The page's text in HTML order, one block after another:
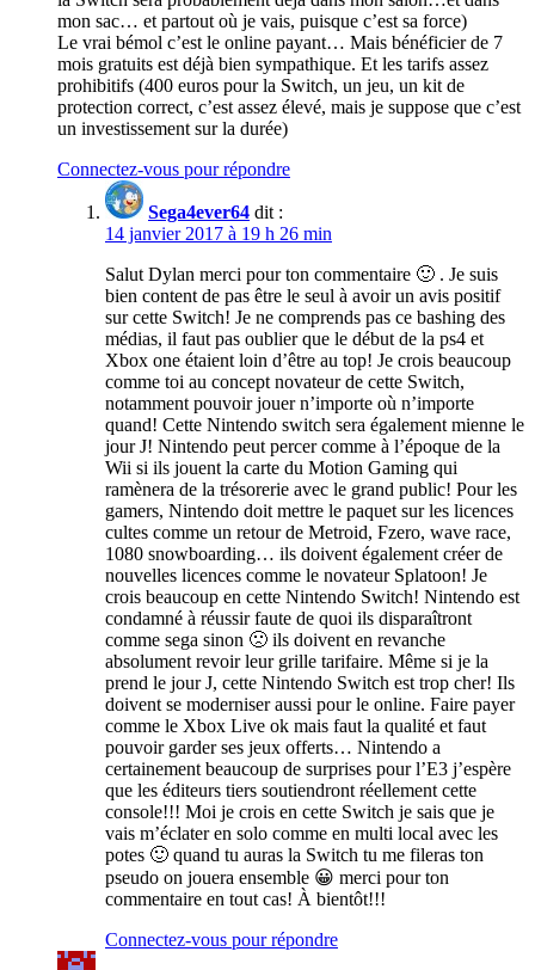
mon sac… et partout où je vais, puisque c’est sa force)
Le vrai bémol c’est le online payant… Mais bénéficier de 7
mois gratuits est déjà bien sympathique. Et les tarifs assez
prohibitifs (400 euros pour la Switch, un jeu, un kit de
protection correct, c’est assez élevé, mais je suppose que c’est
un investissement sur la durée)
Connectez-vous pour répondre
Sega4ever64 dit :
14 janvier 2017 à 19 h 26 min
Salut Dylan merci pour ton commentaire 🙂 . Je suis
bien content de pas être le seul à avoir un avis positif
sur cette Switch! Je ne comprends pas ce bashing des
médias, il faut pas oublier que le début de la ps4 et
Xbox one étaient loin d’être au top! Je crois beaucoup
comme toi au concept novateur de cette Switch,
notamment pouvoir jouer n’importe où n’importe
quand! Cette Nintendo switch sera également mienne le
jour J! Nintendo peut percer comme à l’époque de la
Wii si ils jouent la carte du Motion Gaming qui
ramènera de la trésorerie avec le grand public! Pour les
gamers, Nintendo doit mettre le paquet sur les licences
cultes comme un retour de Metroid, Fzero, wave race,
1080 snowboarding… ils doivent également créer de
nouvelles licences comme le novateur Splatoon! Je
crois beaucoup en cette Nintendo Switch! Nintendo est
condamné à réussir faute de quoi ils disparaîtront
comme sega sinon 🙁 ils doivent en revanche
absolument revoir leur grille tarifaire. Même si je la
prend le jour J, cette Nintendo Switch est trop cher! Ils
doivent se moderniser aussi pour le online. Faire payer
comme le Xbox Live ok mais faut la qualité et faut
pouvoir garder ses jeux offerts… Nintendo a
certainement beaucoup de surprises pour l’E3 j’espère
que les éditeurs tiers soutiendront réellement cette
console!!! Moi je crois en cette Switch je sais que je
vais m’éclater en solo comme en multi local avec les
potes 🙂 quand tu auras la Switch tu me fileras ton
pseudo on jouera ensemble 😀 merci pour ton
commentaire en tout cas! À bientôt!!!
Connectez-vous pour répondre